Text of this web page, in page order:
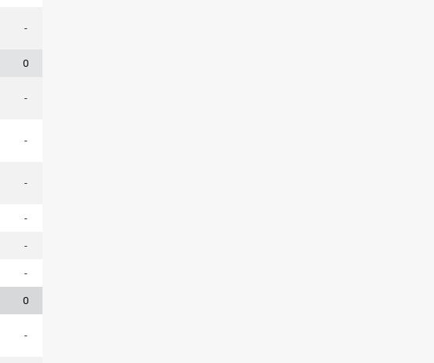
-
0
-
-
-
-
-
-
0
-